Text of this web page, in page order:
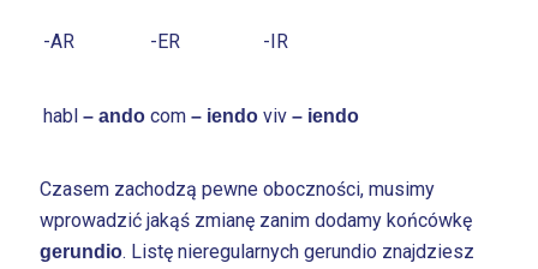
-AR -ER -IR
habl – ando com – iendo viv – iendo
Czasem zachodzą pewne oboczności, musimy
wprowadzić jakąś zmianę zanim dodamy końcówkę
gerundio. Listę nieregularnych gerundio znajdziesz